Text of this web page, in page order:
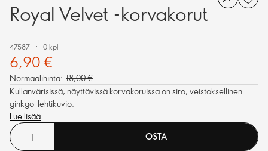
Royal Velvet -korvakorut
47587 0 kpl
6,90 €
Normaalihinta: 18,00 €
Kullanvärisissä, näyttävissä korvakoruissa on siro, veistoksellinen
ginkgo-lehtikuvio.
Lue lisää
OSTA